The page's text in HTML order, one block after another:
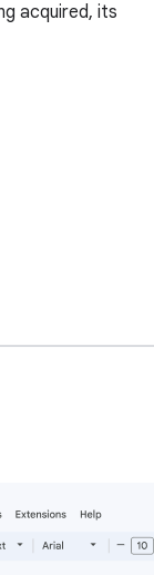
acquired, its